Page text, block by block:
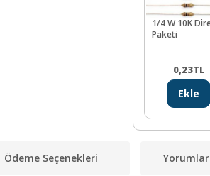
1/4 W 10K
Paketi
0,23TL
Ekle
Ödeme Seçenekleri Yorumlar